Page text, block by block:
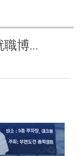
【2017年5月27日】日本企業就職博覧会【韓国・釜山】